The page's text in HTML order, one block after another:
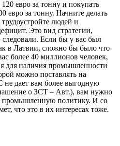
евро за тонну и покупать
евро за тонну. Начните делать
людей и
Это вид стратегии,
Если бы у вас был
в Латвии, сложно бы было что-
более 40 миллионов человек,
для наличия промышленности
можно поставлять на
дает вам более выгодную
о ЗСТ – Авт.), вам нужно
промышленную политику. И со
что это в их интересах тоже.